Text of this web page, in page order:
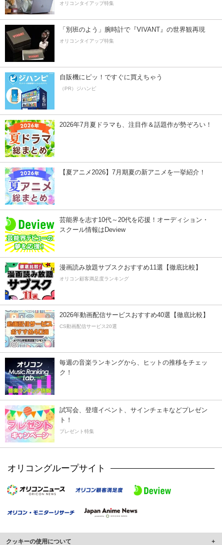
オリコンタイアップ特集
「別班のよう」腕時計で『VIVANT』の世界観再現
オリコンタイアップ特集
自販機にピッ！ですぐに買えちゃう
（PR）ジハンピ
2026年7月夏ドラマも、注目作＆話題作が勢ぞろい！
【夏アニメ2026】7月期夏の新アニメを一挙紹介！
芸能界を志す10代～20代を応援！オーディション・
スクール情報はDeview
漫画読み放題サブスクおすすめ11選【徹底比較】
オリコン顧客満足度ランキング
2026年動画配信サービスおすすめ40選【徹底比較】
CS動画配信サービス20選
毎週の音楽ランキングから、ヒットの推移をチェッ
ク！
試写会、登壇イベント、サインチェキなどプレゼン
ト！
プレゼント特集
オリコングループサイト
クッキーの使用について